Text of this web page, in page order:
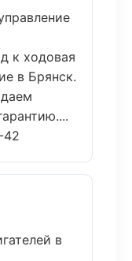
к ходовая
в Брянск.
42
в